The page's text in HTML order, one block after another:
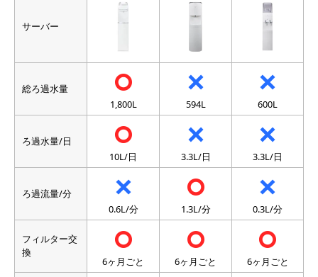
溶解性鉛
神経毒性、腎毒性、タンパク親和性が強く、体内
に吸収された鉛のほとんどは赤血球に沈着し骨に
沈着します。さまざまな症状を引き起こし、子供
の場合は脳の成長を阻害する可能性があります。
ルキ臭の元です。
錆や有機物など不溶性の物質が粒子状になったも
のや微生物が濁りの一因となります。
発癌性物質
サーバー
総ろ過水量
1,800L
594L 600L
ろ過水量/日
10L/日
3.3L/日 3.3L/日
ろ過流量/分
0.6L/分
1.3L/分 0.3L/分
フィルター交
換
6ヶ月ごと 6ヶ月ごと
6ヶ月ごと